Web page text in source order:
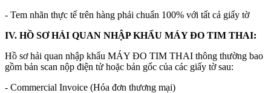
- Tem nhãn thực tế trên hàng phải chuẩn 100% với tất cả giấy tờ
IV. HỒ SƠ HẢI QUAN NHẬP KHẨU MÁY ĐO TIM THAI:
Hồ sơ hải quan nhập khẩu MÁY ĐO TIM THAI thông thường bao
gồm bản scan nộp điện tử hoặc bản gốc của các giấy tờ sau:
- Commercial Invoice (Hóa đơn thương mại)